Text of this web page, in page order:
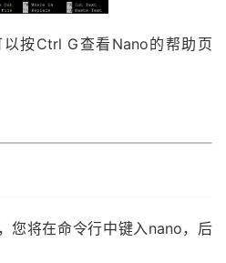
按Ctrl G查看Nano的帮助页
您将在命令行中键入nano，后